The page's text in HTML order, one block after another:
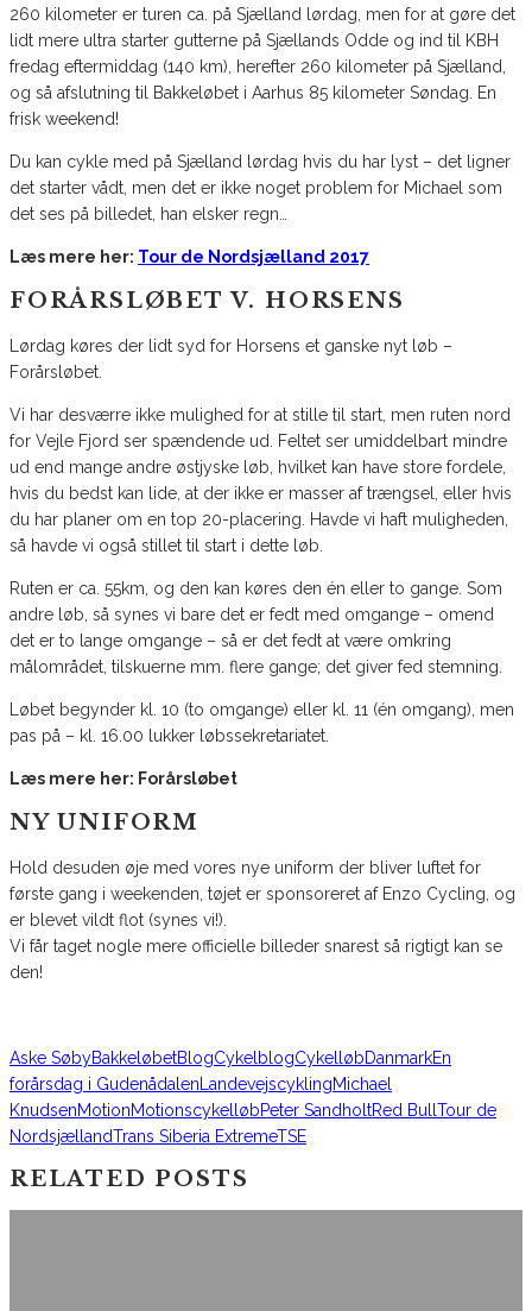
260 kilometer er turen ca. på Sjælland lørdag, men for at gøre det
lidt mere ultra starter gutterne på Sjællands Odde og ind til KBH
fredag eftermiddag (140 km), herefter 260 kilometer på Sjælland,
og så afslutning til Bakkeløbet i Aarhus 85 kilometer Søndag. En
frisk weekend!
Du kan cykle med på Sjælland lørdag hvis du har lyst – det ligner
det starter vådt, men det er ikke noget problem for Michael som
det ses på billedet, han elsker regn…
Læs mere her: Tour de Nordsjælland 2017
FORÅRSLØBET V. HORSENS
Lørdag køres der lidt syd for Horsens et ganske nyt løb –
Forårsløbet.
Vi har desværre ikke mulighed for at stille til start, men ruten nord
for Vejle Fjord ser spændende ud. Feltet ser umiddelbart mindre
ud end mange andre østjyske løb, hvilket kan have store fordele,
hvis du bedst kan lide, at der ikke er masser af trængsel, eller hvis
du har planer om en top 20-placering. Havde vi haft muligheden,
så havde vi også stillet til start i dette løb.
Ruten er ca. 55km, og den kan køres den én eller to gange. Som
andre løb, så synes vi bare det er fedt med omgange – omend
det er to lange omgange – så er det fedt at være omkring
målområdet, tilskuerne mm. flere gange; det giver fed stemning.
Løbet begynder kl. 10 (to omgange) eller kl. 11 (én omgang), men
pas på – kl. 16.00 lukker løbssekretariatet.
Læs mere her: Forårsløbet
NY UNIFORM
Hold desuden øje med vores nye uniform der bliver luftet for
første gang i weekenden, tøjet er sponsoreret af Enzo Cycling, og
er blevet vildt flot (synes vi!).
Vi får taget nogle mere officielle billeder snarest så rigtigt kan se
den!
Aske SøbyBakkeløbetBlogCykelblogCykelløbDanmarkEn
forårsdag i Gudenådalen LandevejscyklingMichael
KnudsenMotionMotionscykelløbPeter SandholtRed Bull Tour de
NordsjællandTrans Siberia ExtremeTSE
RELATED POSTS